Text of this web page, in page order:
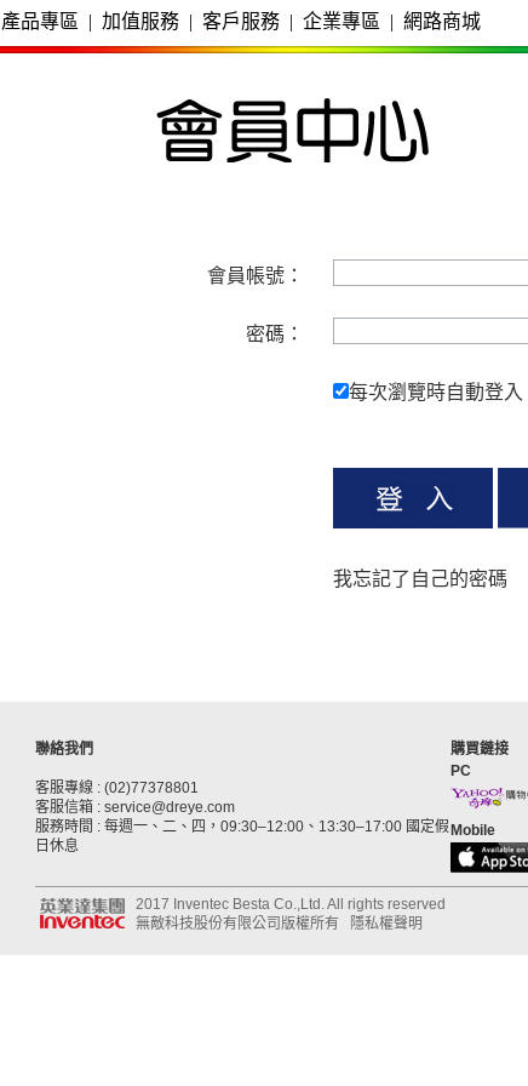
產品專區 | 加值服務 | 客戶服務 | 企業專區 | 網路商城
會員帳號：
密碼：
每次瀏覽時自動登入
我忘記了自己的密碼
聯絡我們
客服專線 : (02)77378801
客服信箱 : service@dreye.com
服務時間 : 每週一、二、四，09:30–12:00、13:30–17:00 國定假
日休息
購買鏈接
PC
Mobile
2017 Inventec Besta Co.,Ltd. All rights reserved
無敵科技股份有限公司版權所有
隱私權聲明